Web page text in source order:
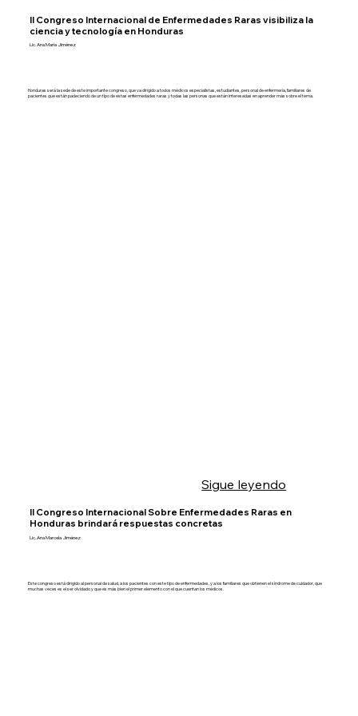
II Congreso Internacional de Enfermedades Raras visibiliza la
ciencia y tecnología en Honduras
Lic. Ana María Jiménez
Honduras será la sede de este importante congreso, que va dirigido a todos médicos especialistas, estudiantes, personal de enfermería, familiares de
pacientes que están padeciendo de un tipo de estas enfermedades raras y todas las personas que están interesadas en aprender más sobre el tema.
Sigue leyendo
II Congreso Internacional Sobre Enfermedades Raras en
Honduras brindará respuestas concretas
Lic. Ana Marcela Jiménez
Este congreso está dirigido al personal de salud, a los pacientes con este tipo de enfermedades, y a los familiares que obtienen el síndrome de cuidador, que
muchas veces es el ser olvidado y que es más bien el primer elemento con el que cuentan los médicos.